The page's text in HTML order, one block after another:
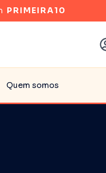
PRIMEIRA10
Quem somos